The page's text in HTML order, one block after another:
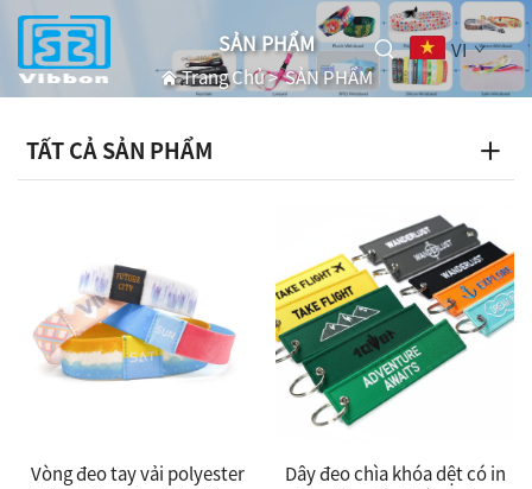
VI
SẢN PHẨM
Trang Chủ>SẢN PHẨM
TẤT CẢ SẢN PHẨM
Vòng đeo tay vải polyester
Dây đeo chìa khóa dệt có in